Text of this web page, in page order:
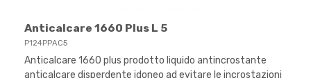
Anticalcare 1660 Plus L 5
P124PPAC5
Anticalcare 1660 plus prodotto liquido antincrostante
anticalcare disperdente idoneo ad evitare le incrostazioni